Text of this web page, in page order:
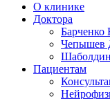
О клинике
Доктора
Барченко
Чепышев
Пациентам